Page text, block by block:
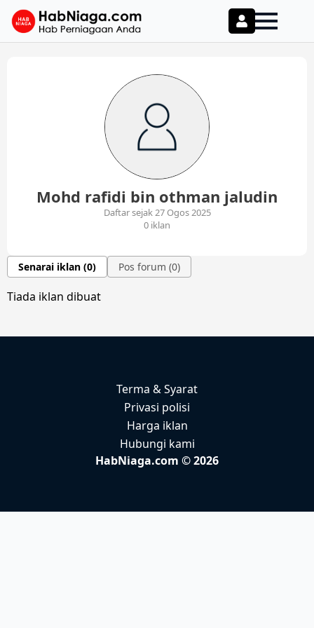
Mohd rafidi bin othman jaludin
Daftar sejak 27 Ogos 2025
0 iklan
Senarai iklan (0) Pos forum (0)
Tiada iklan dibuat
Terma & Syarat
Privasi polisi
Harga iklan
Hubungi kami
HabNiaga.com © 2026